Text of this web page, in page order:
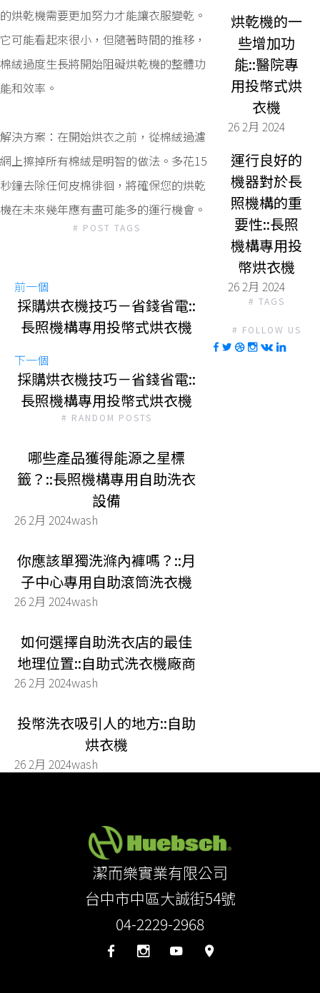
的烘乾機需要更加努力才能讓衣服變乾。
它可能看起來很小，但隨著時間的推移，
棉絨過度生長將開始阻礙烘乾機的整體功
能和效率。
解決方案：在開始烘衣之前，從棉絨過濾
網上擦掉所有棉絨是明智的做法。多花15
秒鐘去除任何皮棉徘徊，將確保您的烘乾
機在未來幾年應有盡可能多的運行機會。
# POST TAGS
前一個
採購烘衣機技巧－省錢省電::
長照機構專用投幣式烘衣機
下一個
採購烘衣機技巧－省錢省電::
長照機構專用投幣式烘衣機
# RANDOM POSTS
哪些產品獲得能源之星標
籤？::長照機構專用自助洗衣
設備
26 2月 2024wash
你應該單獨洗滌內褲嗎？::月
子中心專用自助滾筒洗衣機
26 2月 2024wash
如何選擇自助洗衣店的最佳
地理位置::自助式洗衣機廠商
26 2月 2024wash
投幣洗衣吸引人的地方::自助
烘衣機
26 2月 2024wash
烘乾機的一
些增加功
能::醫院專
用投幣式烘
衣機
26 2月 2024
運行良好的
機器對於長
照機構的重
要性::長照
機構專用投
幣烘衣機
26 2月 2024
# TAGS
# FOLLOW US
潔而樂實業有限公司
台中市中區大誠街54號
04-2229-2968